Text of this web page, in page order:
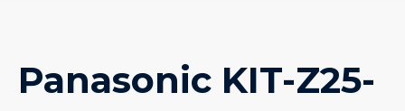
Panasonic KIT-Z25-